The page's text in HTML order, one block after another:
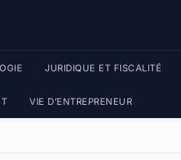
JURIDIQUE ET FISCALITÉ
VIE D’ENTREPRENEUR